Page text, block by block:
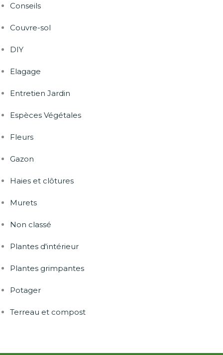
Conseils
Couvre-sol
DIY
Elagage
Entretien Jardin
Espèces Végétales
Fleurs
Gazon
Haies et clôtures
Murets
Non classé
Plantes d'intérieur
Plantes grimpantes
Potager
Terreau et compost